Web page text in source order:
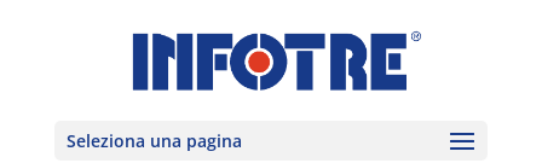
Seleziona una pagina